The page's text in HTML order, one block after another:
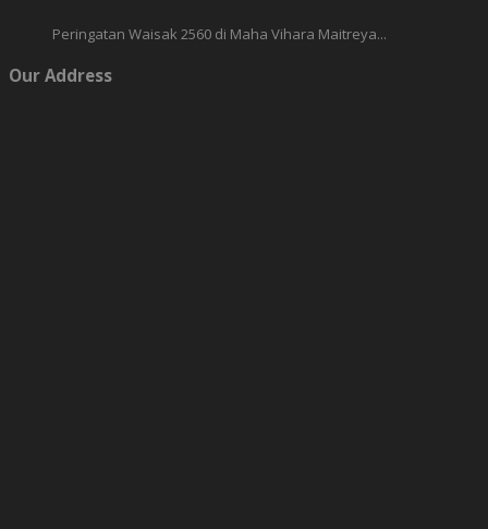
Peringatan Waisak 2560 di Maha Vihara Maitreya...
Our Address